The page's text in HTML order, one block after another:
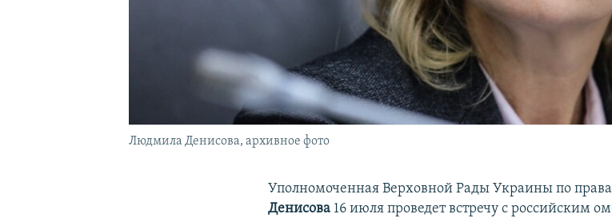
Людмила Денисова, архивное фото
Уполномоченная Верховной Рады Украины по
Денисова 16 июля проведет встречу с российским